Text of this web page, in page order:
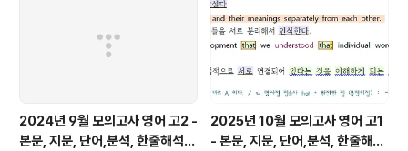
2024년 9월 모의고사 영어 고2 -
본문, 지문, 단어,분석, 한줄해석,
2025년 10월 모의고사 영어 고1
- 본문, 지문, 단어,분석, 한줄해석,